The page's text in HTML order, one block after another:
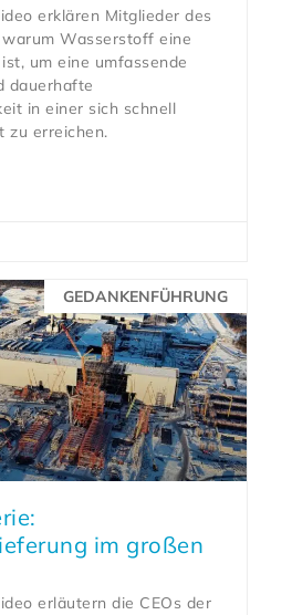
erklären Mitglieder des
Wasserstoff eine
um eine umfassende
dauerhafte
in einer sich schnell
zu erreichen.
GEDANKENFÜHRUNG
im großen
erläutern die CEOs der